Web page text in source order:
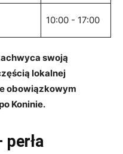
10:00 ⁣- 17:00
‍swoją
lokalnej
obowiązkowym
Koninie.
perła